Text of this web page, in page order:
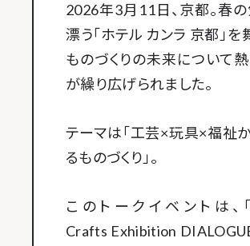
2026年3月11日、京都。春
漂う「ホテル カンラ 京都」を
ものづくりの未来について
が繰り広げられました。
テーマは「工芸×玩具×福祉
るものづくり」。
このトークイベントは、
Crafts Exhibition